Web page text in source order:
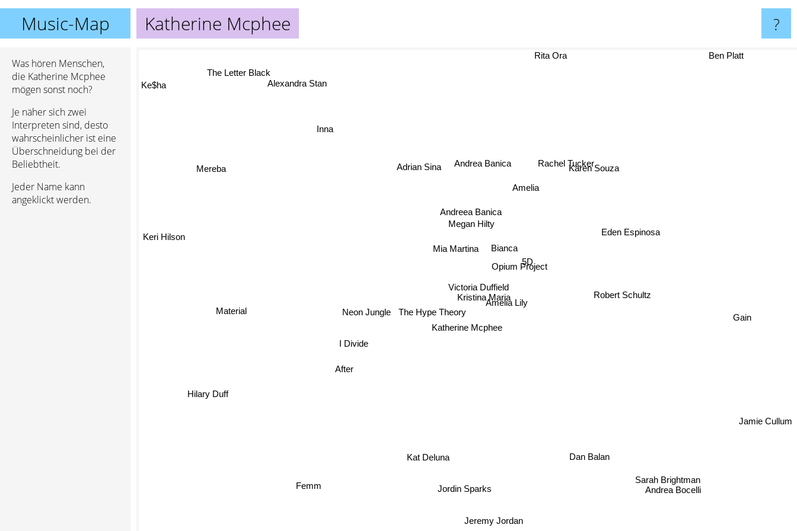
Music-Map Katherine Mcphee ?
Was hören Menschen,
die Katherine Mcphee
mögen sonst noch?
Je näher sich zwei
Interpreten sind, desto
wahrscheinlicher ist eine
Überschneidung bei der
Beliebtheit.
Jeder Name kann
angeklickt werden.
Katherine Mcphee
Kristina Maria
The Hype Theory
Victoria Duffield
Megan Hilty
Amelia Lily
Mia Martina
5D
Opium Project
Andreea Banica
Bianca
Neon Jungle
After
Robert Schultz
Amelia
Andrea Banica
Adrian Sina
Kat Deluna
Jordin Sparks
Karen Souza
Rachel Tucker
Jeremy Jordan
Femm
Dan Balan
Sarah Brightman
Inna
Material
Andrea Bocelli
Rita Ora
Mereba
Jamie Cullum
The Letter Black
Keri Hilson
Alexandra Stan
Ben Platt
Ke$ha